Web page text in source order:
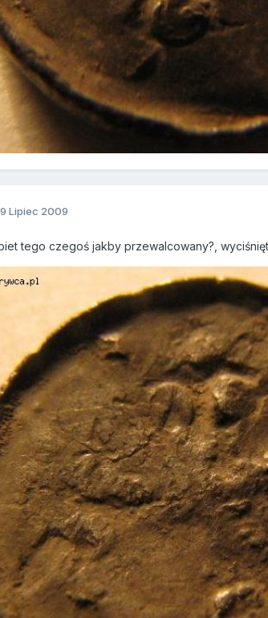
Lipiec 2009
tego czegoś jakby przewalcowany?,